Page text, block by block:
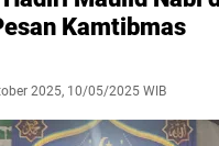
Kamtibmas
2025, 10/05/2025 WIB